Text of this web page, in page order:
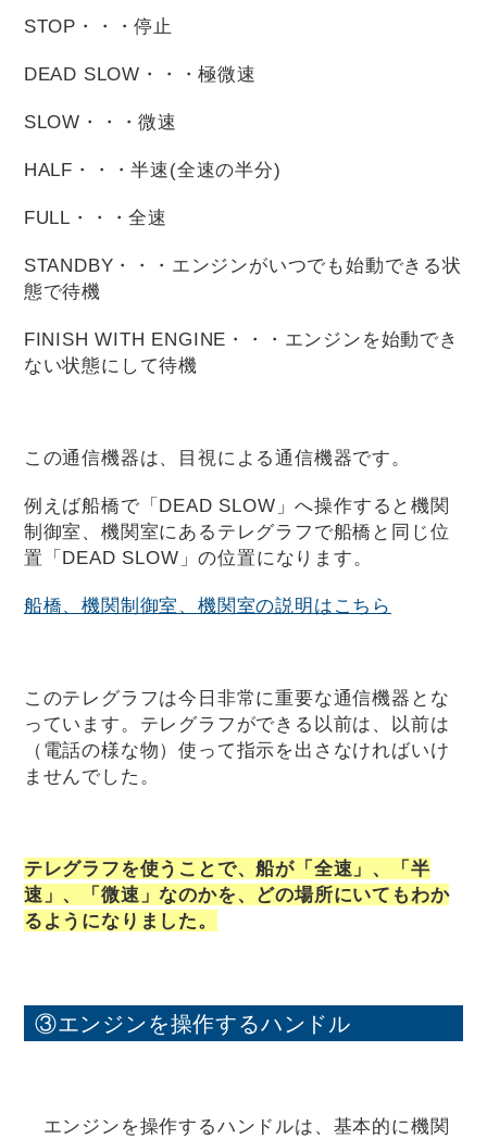
STOP・・・停止
DEAD SLOW・・・極微速
SLOW・・・微速
HALF・・・半速(全速の半分)
FULL・・・全速
STANDBY・・・エンジンがいつでも始動できる状
態で待機
FINISH WITH ENGINE・・・エンジンを始動でき
ない状態にして待機
この通信機器は、目視による通信機器です。
例えば船橋で「DEAD SLOW」へ操作すると機関
制御室、機関室にあるテレグラフで船橋と同じ位
置「DEAD SLOW」の位置になります。
船橋、機関制御室、機関室の説明はこちら
このテレグラフは今日非常に重要な通信機器とな
っています。テレグラフができる以前は、以前は
（電話の様な物）使って指示を出さなければいけ
ませんでした。
テレグラフを使うことで、船が「全速」、「半
速」、「微速」なのかを、どの場所にいてもわか
るようになりました。
③エンジンを操作するハンドル
エンジンを操作するハンドルは、基本的に機関